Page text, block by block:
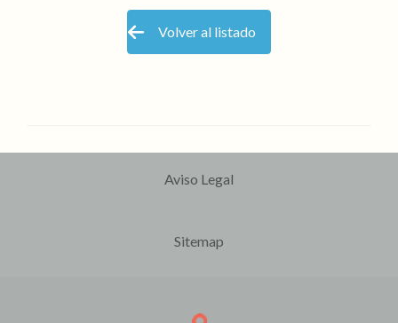
Volver al listado
Aviso Legal
Sitemap